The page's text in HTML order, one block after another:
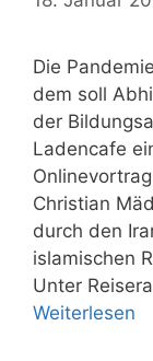
Die
dem soll
der
Ladencafe
Christian
durch den
islamischen
Unter
Weiterlesen